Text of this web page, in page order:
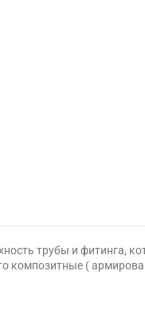
трубы и фитинга,
композитные (